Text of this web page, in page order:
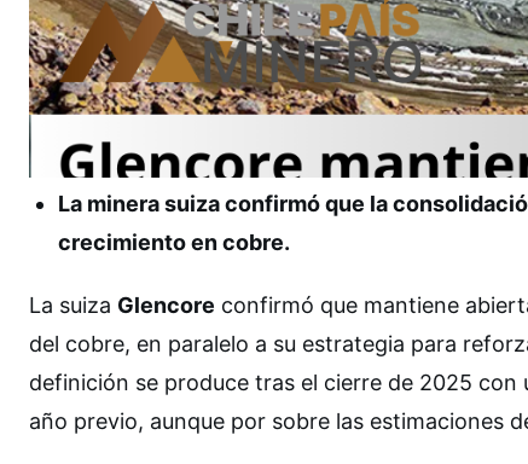
La minera suiza confirmó que la
crecimiento en cobre.
La suiza Glencore confirmó que mantiene
del cobre, en paralelo a su estrategia para
definición se produce tras el cierre de 2025 con
año previo, aunque por sobre las estimaciones